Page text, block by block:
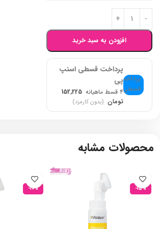
افزودن به سبد خرید
پرداخت قسطی اسنپ
پی
۴ قسط ماهیانه
152,225
تومان (بدون کارمزد)
محصولات مشابه
-15%
-10%